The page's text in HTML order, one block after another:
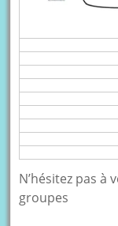
N’hésitez pas
groupes